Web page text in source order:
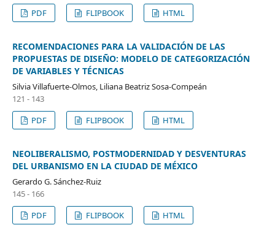
PDF
FLIPBOOK HTML
RECOMENDACIONES PARA LA VALIDACIÓN DE LAS
PROPUESTAS DE DISEÑO: MODELO DE CATEGORIZACIÓN
DE VARIABLES Y TÉCNICAS
Silvia Villafuerte-Olmos, Liliana Beatriz Sosa-Compeán
121 - 143
PDF
FLIPBOOK HTML
NEOLIBERALISMO, POSTMODERNIDAD Y DESVENTURAS
DEL URBANISMO EN LA CIUDAD DE MÉXICO
Gerardo G. Sánchez-Ruiz
145 - 166
PDF
FLIPBOOK HTML